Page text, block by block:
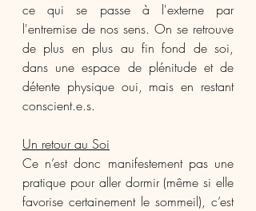
ce qui se passe à l'externe par
l'entremise de nos sens. On se retrouve
de plus en plus au fin fond de soi,
dans une espace de plénitude et de
détente physique oui, mais en restant
conscient.e.s.
Un retour au Soi
Ce n’est donc manifestement pas une
pratique pour aller dormir (même si elle
favorise certainement le sommeil), c’est